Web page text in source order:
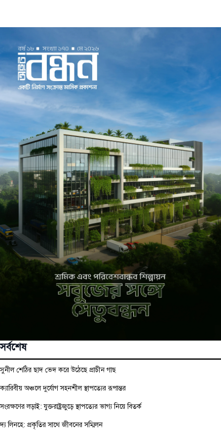
সর্বশেষ
সুনীল শেঠির ছাদ ভেদ করে উঠেছে প্রাচীন গাছ
ক্যারিবীয় অঞ্চলে দুর্যোগ সহনশীল স্থাপত্যের রূপান্তর
সংরক্ষণের লড়াই: যুক্তরাষ্ট্রজুড়ে স্থাপত্যের ভাগ্য নিয়ে বিতর্ক
দ্য লিনহে: প্রকৃতির সাথে জীবনের সম্মিলন